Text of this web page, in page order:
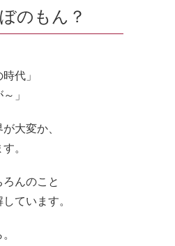
のもん？
代」
」
大変か、
。
んのこと
ています。